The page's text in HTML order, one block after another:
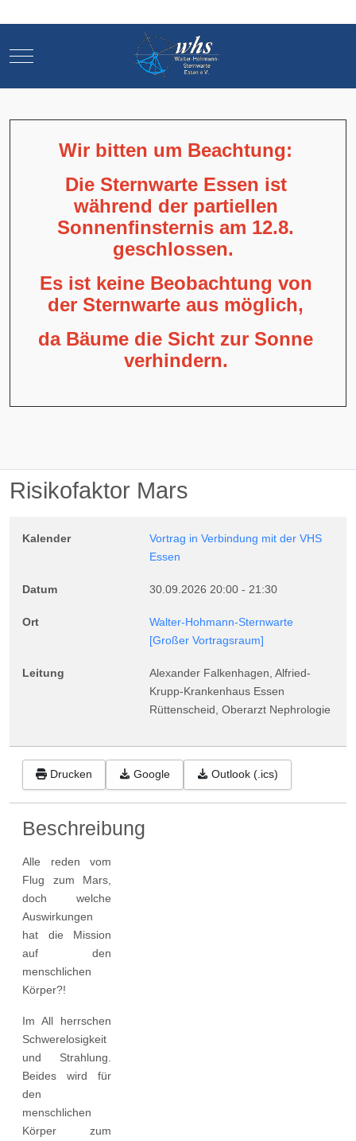
Mobile Menu Toggle
Wir bitten um Beachtung:
Die Sternwarte Essen ist
während der partiellen
Sonnenfinsternis am 12.8.
geschlossen.
Es ist keine Beobachtung von
der Sternwarte aus möglich,
da Bäume die Sicht zur Sonne
verhindern.
Risikofaktor Mars
Kalender
Vortrag in Verbindung mit der VHS
Essen
Datum 30.09.2026 20:00 - 21:30
Ort
Walter-Hohmann-Sternwarte
[Großer Vortragsraum]
Leitung
Alexander Falkenhagen, Alfried-
Krupp-Krankenhaus Essen
Rüttenscheid, Oberarzt Nephrologie
Drucken Google Outlook (.ics)
Beschreibung
Alle reden vom
Flug zum Mars,
doch welche
Auswirkungen
hat die Mission
auf den
menschlichen
Körper?!
Im All herrschen
Schwerelosigkeit
und Strahlung.
Beides wird für
den
menschlichen
Körper zum